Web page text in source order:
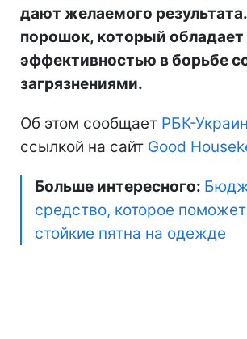
дают желаемого
порошок, который
эффективностью в борьбе
загрязнениями.
Об этом сообщает РБК-
ссылкой на сайт Good
Больше интересного:
средство, которое
стойкие пятна на одежде